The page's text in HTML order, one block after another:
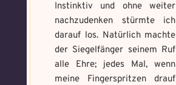
Instinktiv und ohne weiter
nachzudenken stürmte ich
darauf los. Natürlich machte
der Siegelfänger seinem Ruf
alle Ehre; jedes Mal, wenn
meine Fingerspritzen drauf